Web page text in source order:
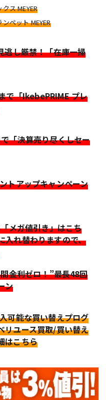
ス MEYER
ペット MEYER
逃し厳禁！「在庫一掃
で「IkebePRIME プレ
「決算売り尽くしセー
トアップキャンペーン
メガ値引き」はこち
入れ替わりますので、
金利ゼロ！”最長48回
ン
可能な買い替えプログ
リユース買取/買い替え
はこちら